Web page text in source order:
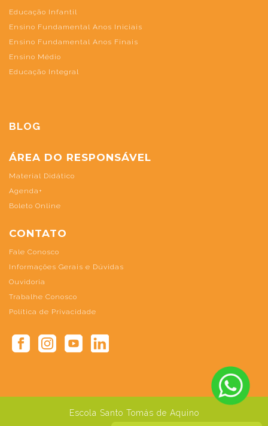
Educação Infantil
Ensino Fundamental Anos Iniciais
Ensino Fundamental Anos Finais
Ensino Médio
Educação Integral
BLOG
ÁREA DO RESPONSÁVEL
Material Didático
Agenda+
Boleto Online
CONTATO
Fale Conosco
Informações Gerais e Dúvidas
Ouvidoria
Trabalhe Conosco
Política de Privacidade
Escola Santo Tomás de Aquino